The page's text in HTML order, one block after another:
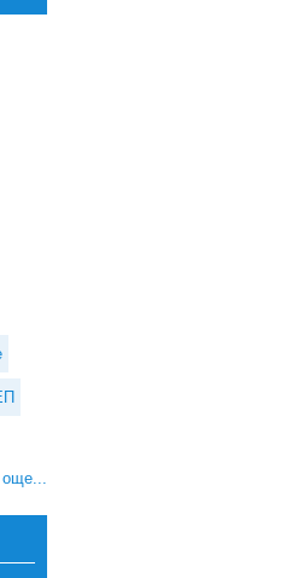
за управление на МПС от чужбина и
още...